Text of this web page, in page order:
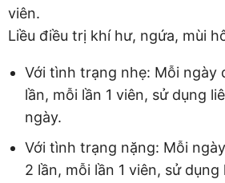
viên.
Liều điều trị khí hư, ngứa, mùi
Với tình trạng nhẹ: Mỗi ngày
lần, mỗi lần 1 viên, sử dụng
ngày.
Với tình trạng nặng: Mỗi
2 lần, mỗi lần 1 viên, sử